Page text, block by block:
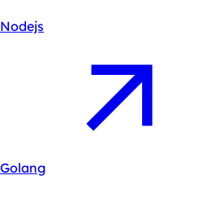
Nodejs
Golang